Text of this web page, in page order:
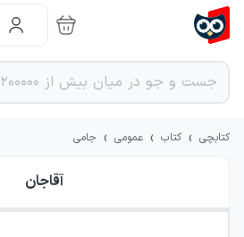
کتابچی › کتاب › عمومی › جامی
آقاجان